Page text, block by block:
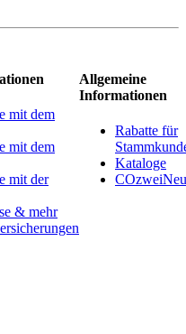
mit dem
mit dem
mit der
& mehr
Allgemeine
Informationen
Rabatte für
Kataloge